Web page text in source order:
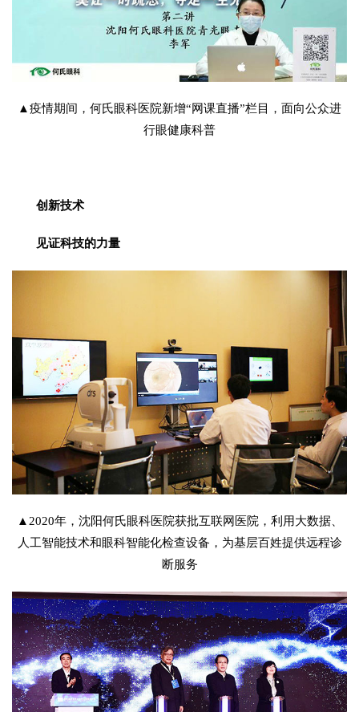
▲疫情期间，何氏眼科医院新增“网课直播”栏目，面向公众进
行眼健康科普
创新技术
见证科技的力量
▲2020年，沈阳何氏眼科医院获批互联网医院，利用大数据、
人工智能技术和眼科智能化检查设备，为基层百姓提供远程诊
断服务